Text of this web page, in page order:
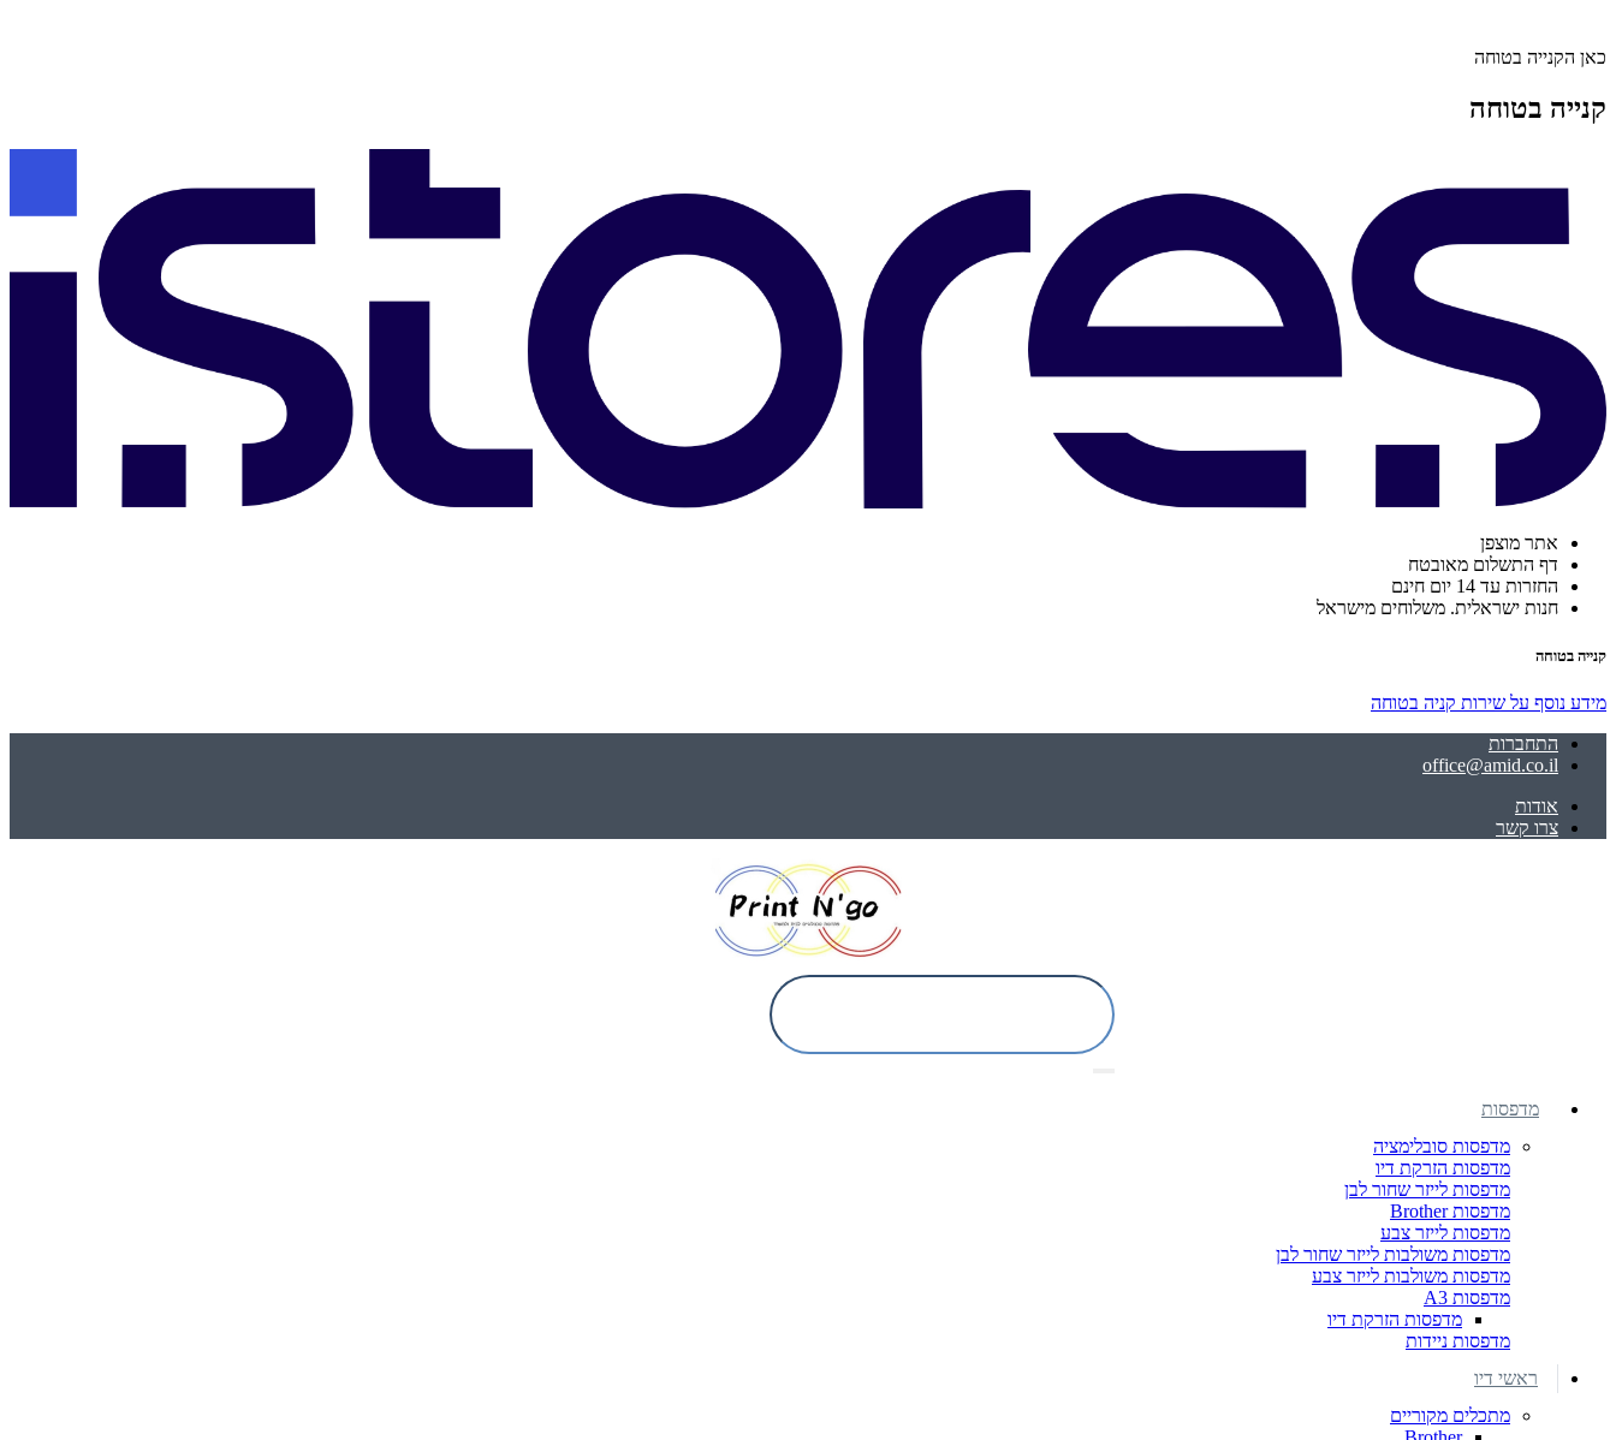
כאן הקנייה בטוחה
קנייה בטוחה
אתר מוצפן
דף התשלום מאובטח
החזרות עד 14 יום חינם
חנות ישראלית. משלוחים מישראל
קנייה בטוחה
מידע נוסף על שירות קניה בטוחה
התחברות
office@amid.co.il
אודות
צרו קשר
מדפסות
מדפסות סובלימציה
מדפסות הזרקת דיו
מדפסות לייזר שחור לבן
מדפסות Brother
מדפסות לייזר צבע
מדפסות משולבות לייזר שחור לבן
מדפסות משולבות לייזר צבע
מדפסות A3
מדפסות הזרקת דיו
מדפסות ניידות
ראשי דיו
מתכלים מקוריים